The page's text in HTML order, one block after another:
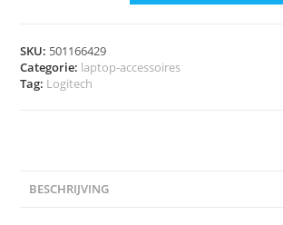
SKU: 501166429
Categorie: laptop-accessoires
Tag: Logitech
BESCHRIJVING